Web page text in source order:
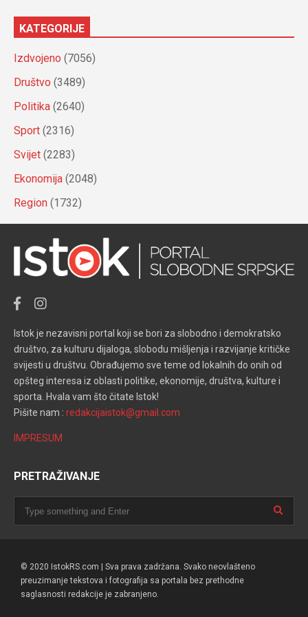
KATEGORIJE
Izdvojeno (7056)
Društvo (3489)
Politika (2640)
Sport (2316)
Svijet (2283)
Ekonomija (2048)
Region (1732)
Istok je nezavisni portal koji se bori za slobodno i demokratsko
društvo, za kulturu dijaloga, slobodu mišljenja i razvijanje kritičke
svijesti u društvu. Obrađujemo sve teme od lokalnih do onih od
opšteg interesa iz oblasti politike, ekonomije, društva, kulture i
sporta. Hvala vam što čitate Istok!
Pišite nam : redakcijaistok@gmail.com
IMPRESUM
PRETRAŽIVANJE
© 2020 IstokRS.com | Sva prava zadržana. Svako neovlašteno
preuzimanje tekstova i fotografija sa portala bez prethodne
saglasnosti redakcije je zabranjeno.